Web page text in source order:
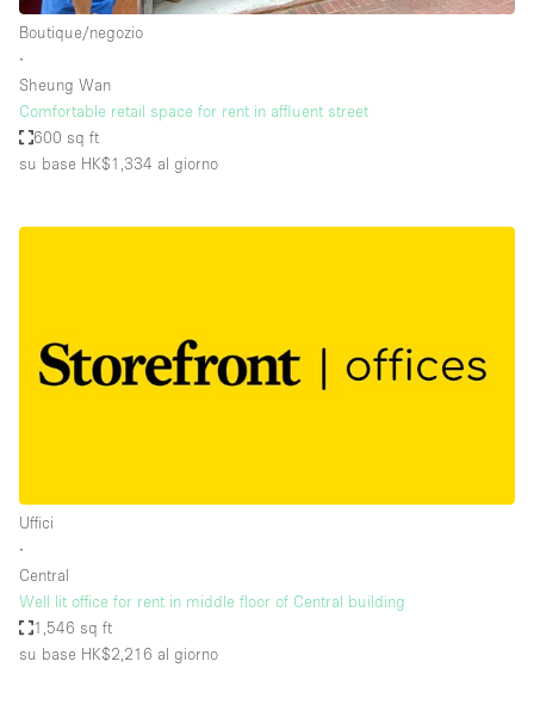
Boutique/negozio
∙
Sheung Wan
Comfortable retail space for rent in affluent street
600 sq ft
su base HK$1,334 al giorno
Uffici
∙
Central
Well lit office for rent in middle floor of Central building
1,546 sq ft
su base HK$2,216 al giorno